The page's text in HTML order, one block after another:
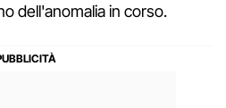
dell'anomalia in corso.